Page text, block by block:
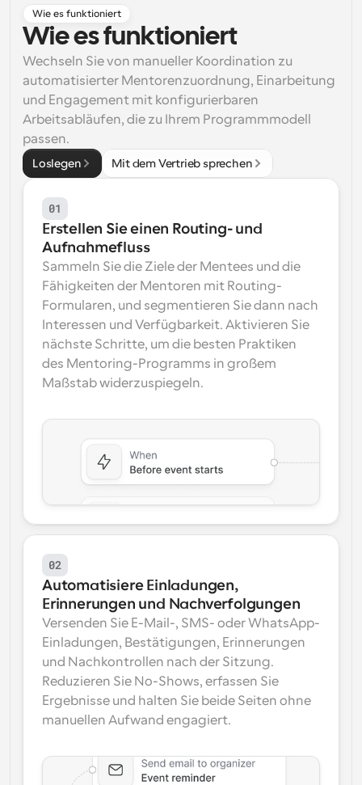
Supercharged Planung mit KI-gestützten Anrufen
Arbeitsabläufe
Automatisieren Sie die Planung und Erinnerungen
Blog
Bleiben Sie auf dem Laufenden über die neuesten
Nachrichten und Updates.
Sofortige Besprechungen
Treffen Sie sich in wenigen Minuten mit Kunden
Dynamische Gruppenlinks
Nahtlos Meetings mit mehreren Personen buchen
Webhooks
Erhalten Sie eine Benachrichtigung, wenn etwas
passiert
Wie es funktioniert
Wie es funktioniert
Wechseln Sie von manueller Koordination zu
automatisierter Mentorenzuordnung, Einarbeitung
und Engagement mit konfigurierbaren
Arbeitsabläufen, die zu Ihrem Programmmodell
passen.
Loslegen Mit dem Vertrieb sprechen
01
Erstellen Sie einen Routing- und
Aufnahmefluss
Sammeln Sie die Ziele der Mentees und die
Fähigkeiten der Mentoren mit Routing-
Formularen, und segmentieren Sie dann nach
Interessen und Verfügbarkeit. Aktivieren Sie
nächste Schritte, um die besten Praktiken
des Mentoring-Programms in großem
Maßstab widerzuspiegeln.
02
Automatisiere Einladungen,
Erinnerungen und Nachverfolgungen
Versenden Sie E-Mail-, SMS- oder WhatsApp-
Einladungen, Bestätigungen, Erinnerungen
und Nachkontrollen nach der Sitzung.
Reduzieren Sie No-Shows, erfassen Sie
Ergebnisse und halten Sie beide Seiten ohne
manuellen Aufwand engagiert.